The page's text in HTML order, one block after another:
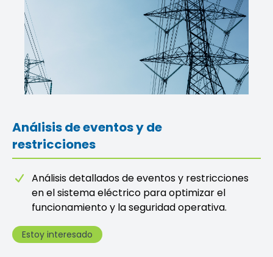
Análisis de eventos y de
restricciones
Análisis detallados de eventos y restricciones
en el sistema eléctrico para optimizar el
funcionamiento y la seguridad operativa.
Estoy interesado